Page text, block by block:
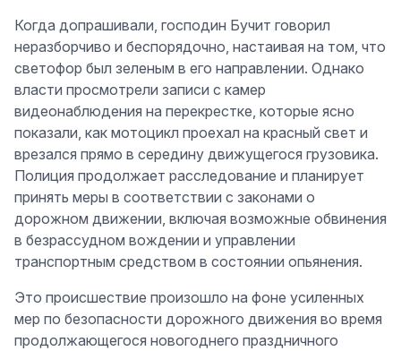
Когда допрашивали, господин Бучит говорил
неразборчиво и беспорядочно, настаивая на том, что
светофор был зеленым в его направлении. Однако
власти просмотрели записи с камер
видеонаблюдения на перекрестке, которые ясно
показали, как мотоцикл проехал на красный свет и
врезался прямо в середину движущегося грузовика.
Полиция продолжает расследование и планирует
принять меры в соответствии с законами о
дорожном движении, включая возможные обвинения
в безрассудном вождении и управлении
транспортным средством в состоянии опьянения.
Это происшествие произошло на фоне усиленных
мер по безопасности дорожного движения во время
продолжающегося новогоднего праздничного